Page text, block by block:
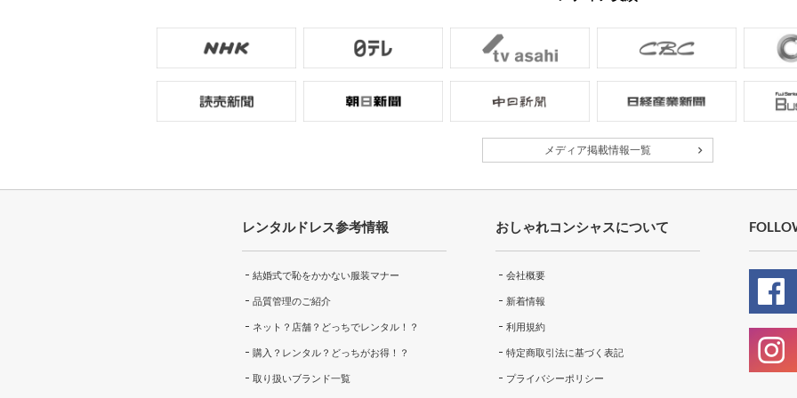
メディア掲載情報一覧
レンタルドレス参考情報
結婚式で恥をかかない服装マナー
品質管理のご紹介
ネット？店舗？どっちでレンタル！？
購入？レンタル？どっちがお得！？
取り扱いブランド一覧
おしゃれコンシャスについて
会社概要
新着情報
利用規約
特定商取引法に基づく表記
プライバシーポリシー